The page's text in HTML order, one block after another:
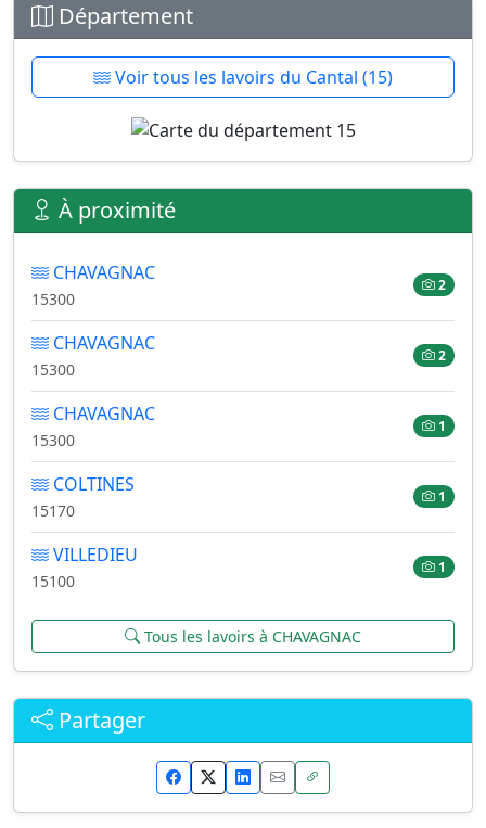
Département
Voir tous les lavoirs du Cantal (15)
À proximité
CHAVAGNAC
15300
2
CHAVAGNAC
15300
2
CHAVAGNAC
15300
1
COLTINES
15170
1
VILLEDIEU
15100
1
Tous les lavoirs à CHAVAGNAC
Partager